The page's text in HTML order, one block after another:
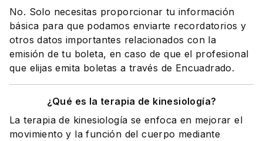
No. Solo necesitas proporcionar tu información
básica para que podamos enviarte recordatorios y
otros datos importantes relacionados con la
emisión de tu boleta, en caso de que el profesional
que elijas emita boletas a través de Encuadrado.
¿Qué es la terapia de kinesiología?
La terapia de kinesiología se enfoca en mejorar el
movimiento y la función del cuerpo mediante